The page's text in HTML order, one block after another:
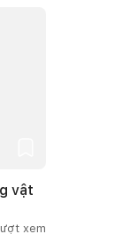
vật
xem